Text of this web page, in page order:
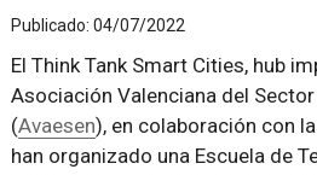
Publicado: 04/07/2022
El Think Tank Smart Cities, hub
Asociación Valenciana del
(Avaesen), en colaboración con
han organizado una Escuela de